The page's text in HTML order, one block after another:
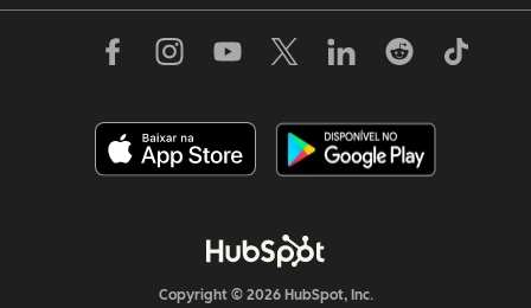
Copyright © 2026 HubSpot, Inc.